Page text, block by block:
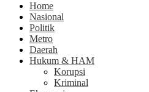
Home
Nasional
Politik
Metro
Daerah
Hukum & HAM
Korupsi
Kriminal